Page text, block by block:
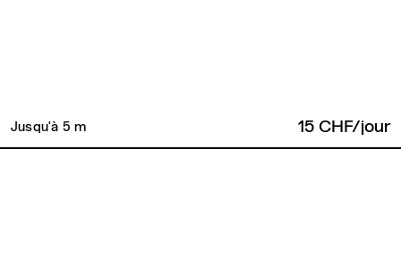
Jusqu'à 5 m 15 CHF/jour
Retour en haut de page